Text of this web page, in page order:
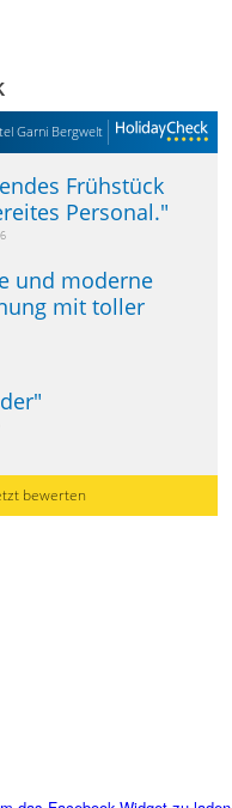
Garni Bergwelt
Frühstück
Personal."
und moderne
mit toller
"
bewerten